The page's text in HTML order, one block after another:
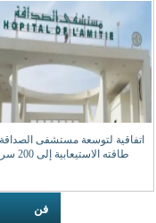
اتفاقية لتوسعة مستشفى
طاقته الاستيعابية إلى 200 سرير
فن